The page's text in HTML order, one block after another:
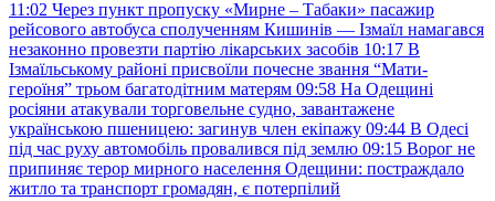
11:02 Через пункт пропуску «Мирне – Табаки» пасажир
рейсового автобуса сполученням Кишинів — Ізмаїл намагався
незаконно провезти партію лікарських засобів 10:17 В
Ізмаїльському районі присвоїли почесне звання “Мати-
героїня” трьом багатодітним матерям 09:58 На Одещині
росіяни атакували торговельне судно, завантажене
українською пшеницею: загинув член екіпажу 09:44 В Одесі
під час руху автомобіль провалився під землю 09:15 Ворог не
припиняє терор мирного населення Одещини: постраждало
житло та транспорт громадян, є потерпілий